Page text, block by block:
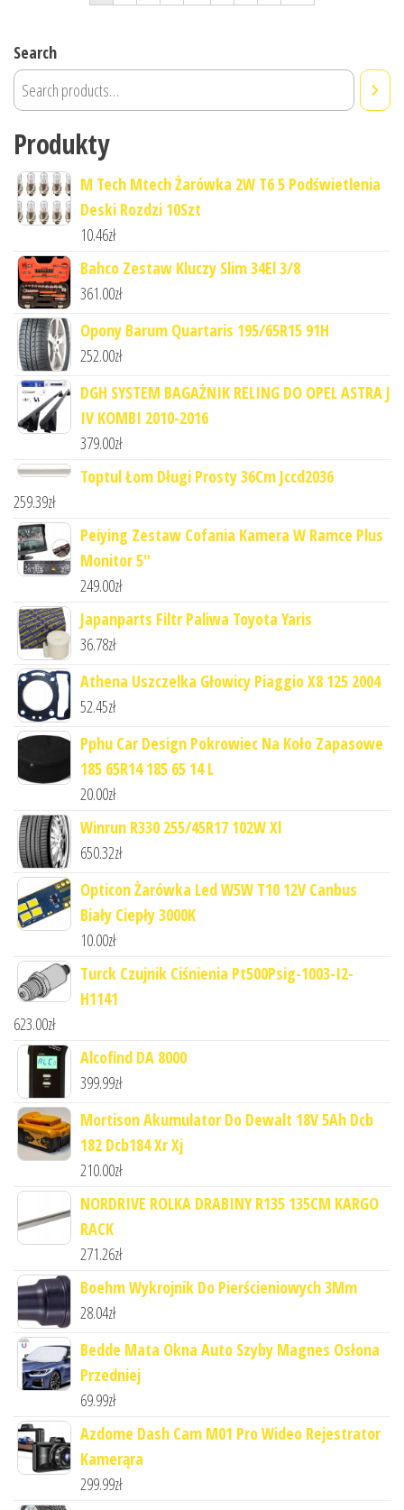
Search
Produkty
M Tech Mtech Żarówka 2W T6 5 Podświetlenia
Deski Rozdzi 10Szt
10.46zł
Bahco Zestaw Kluczy Slim 34El 3/8
361.00zł
Opony Barum Quartaris 195/65R15 91H
252.00zł
DGH SYSTEM BAGAŻNIK RELING DO OPEL ASTRA J
IV KOMBI 2010-2016
379.00zł
Toptul Łom Długi Prosty 36Cm Jccd2036
259.39zł
Peiying Zestaw Cofania Kamera W Ramce Plus
Monitor 5"
249.00zł
Japanparts Filtr Paliwa Toyota Yaris
36.78zł
Athena Uszczelka Głowicy Piaggio X8 125 2004
52.45zł
Pphu Car Design Pokrowiec Na Koło Zapasowe
185 65R14 185 65 14 L
20.00zł
Winrun R330 255/45R17 102W Xl
650.32zł
Opticon Żarówka Led W5W T10 12V Canbus
Biały Ciepły 3000K
10.00zł
Turck Czujnik Ciśnienia Pt500Psig-1003-I2-
H1141
623.00zł
Alcofind DA 8000
399.99zł
Mortison Akumulator Do Dewalt 18V 5Ah Dcb
182 Dcb184 Xr Xj
210.00zł
NORDRIVE ROLKA DRABINY R135 135CM KARGO
RACK
271.26zł
Boehm Wykrojnik Do Pierścieniowych 3Mm
28.04zł
Bedde Mata Okna Auto Szyby Magnes Osłona
Przedniej
69.99zł
Azdome Dash Cam M01 Pro Wideo Rejestrator
Kamerąra
299.99zł